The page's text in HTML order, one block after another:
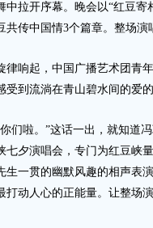
开序幕。晚会以“红豆寄
传中国情3个篇章。整场演
响起，中国广播艺术团青
到流淌在青山碧水间的爱的
啦。”这话一出，就知道
夕演唱会，专门为红豆峡
生一贯的幽默风趣的相声表
打动人心的正能量。让整场